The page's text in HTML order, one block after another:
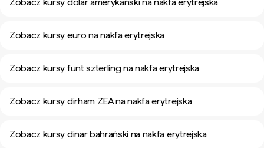
Zobacz kursy euro na nakfa erytrejska
Zobacz kursy funt szterling na nakfa erytrejska
Zobacz kursy dirham ZEA na nakfa erytrejska
Zobacz kursy dinar bahrański na nakfa erytrejska